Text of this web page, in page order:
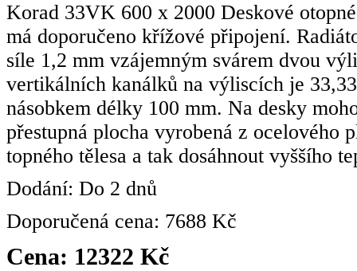
Korad 33VK 600 x 2000 Deskové
má doporučeno křížové připojení.
síle 1,2 mm vzájemným svárem dvou
vertikálních kanálků na výliscích je
násobkem délky 100 mm. Na desky
přestupná plocha vyrobená z ocelového
topného tělesa a tak dosáhnout vyššího
Dodání: Do 2 dnů
Doporučená cena: 7688 Kč
Cena: 12322 Kč